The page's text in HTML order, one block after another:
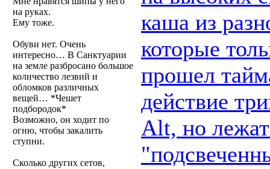
на руках.
Ему тоже.
Обуви нет. Очень
интересно… В Санктуарии
на земле разбросано большое
количество лезвий и
обломков различных
вещей… *Чешет
подбородок*
Возможно, он ходит по
огню, чтобы закалить
ступни.
Сколько других сетов,
каша из
которые
прошел
действие
Alt, но